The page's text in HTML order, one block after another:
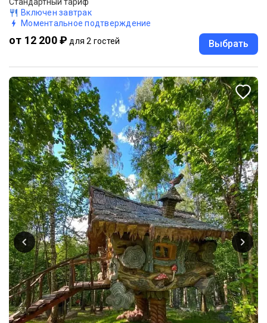
Включен завтрак
Моментальное подтверждение
от 12 200 ₽ для 2 гостей Выбрать